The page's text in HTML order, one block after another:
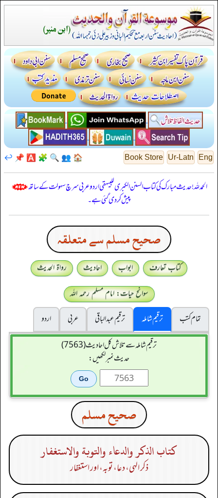
Eng
Ur-Latn
Book Store
🏠
👥
🔍
🧩
🅰️
📌
↩️
الحمدللہ! حدیث مبارک کی کتاب السنن الكبرى للبيهقي اردو عربی سرچ سہولت کے ساتھ
پیش کر دی گئی ہے۔
صحيح مسلم سے متعلقہ
کتاب تعارف ابواب احادیث
رواۃ الحدیث
سوانح حیات: امام مسلم رحمہ اللہ
تمام کتب
ترقیم شاملہ ترقيم عبدالباقی عربی
اردو
ترقیم شاملہ سے تلاش کل احادیث (7563)
حدیث نمبر لکھیں:
صحيح مسلم
كتاب الذكر والدعاء والتوبة والاستغفار
ذکر الہی، دعا، توبہ، اور استغفار